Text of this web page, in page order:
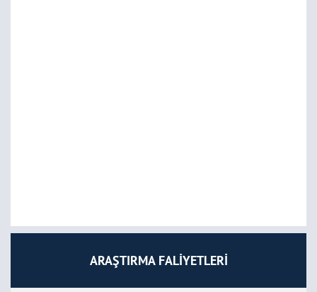
ARAŞTIRMA FALİYETLERİ